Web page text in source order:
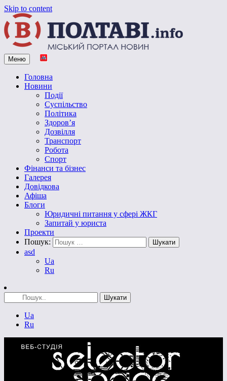
Skip to content
Vpoltave.info
Полтавський портал новин
Меню
Головна
Новини
Події
Суспільство
Політика
Здоров’я
Дозвілля
Транспорт
Робота
Спорт
Фінанси та бізнес
Галерея
Довідкова
Афіша
Блоги
Юридичні питання у сфері ЖКГ
Запитай у юриста
Проекти
Пошук:
asd
Ua
Ru
Ua
Ru